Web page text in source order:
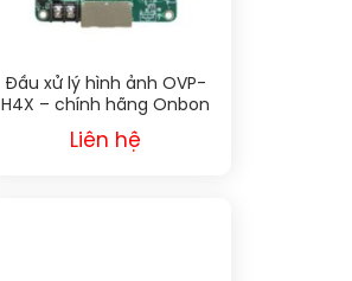
Đầu xử lý hình ảnh OVP-
H4X – chính hãng Onbon
Liên hệ